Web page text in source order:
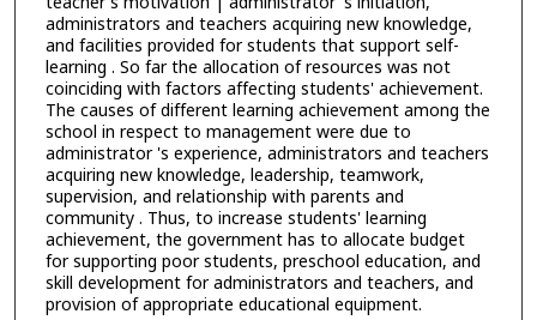
administrators and teachers acquiring new knowledge,
and facilities provided for students that support self-
learning . So far the allocation of resources was not
coinciding with factors affecting students' achievement.
The causes of different learning achievement among the
school in respect to management were due to
administrator 's experience, administrators and teachers
acquiring new knowledge, leadership, teamwork,
supervision, and relationship with parents and
community . Thus, to increase students' learning
achievement, the government has to allocate budget
for supporting poor students, preschool education, and
skill development for administrators and teachers, and
provision of appropriate educational equipment.